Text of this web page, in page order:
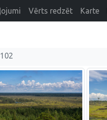
Vērts redzēt Karte